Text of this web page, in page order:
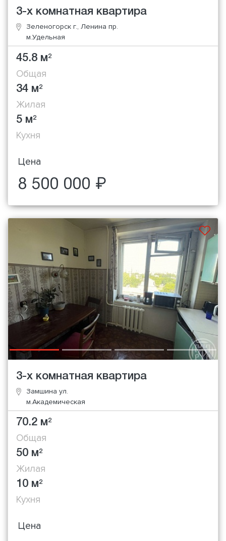
3-х комнатная квартира
Зеленогорск г., Ленина пр.
м.Удельная
45.8 м2
Общая
34 м2
Жилая
5 м2
Кухня
Цена
8 500 000 ₽
3-х комнатная квартира
Замшина ул.
м.Академическая
70.2 м2
Общая
50 м2
Жилая
10 м2
Кухня
Цена